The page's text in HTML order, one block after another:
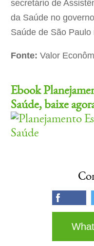
secretário de
da Saúde no
Saúde de São
Fonte: Valor
Ebook
Saúde, baixe